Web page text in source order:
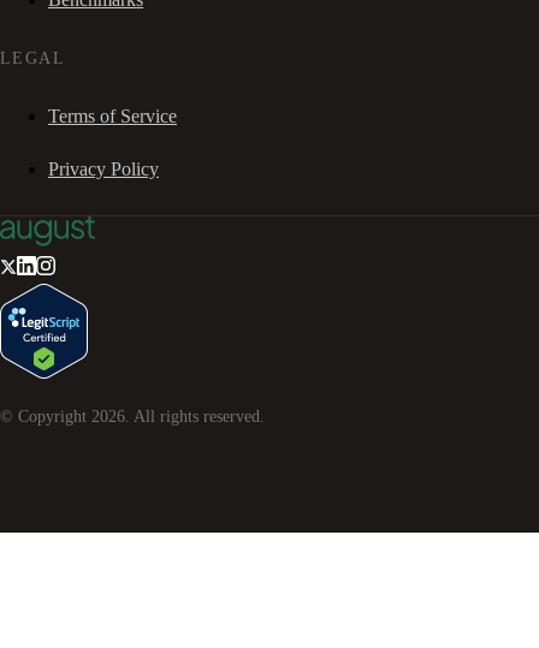
LEGAL
Terms of Service
Privacy Policy
© Copyright 2026 . All rights reserved.